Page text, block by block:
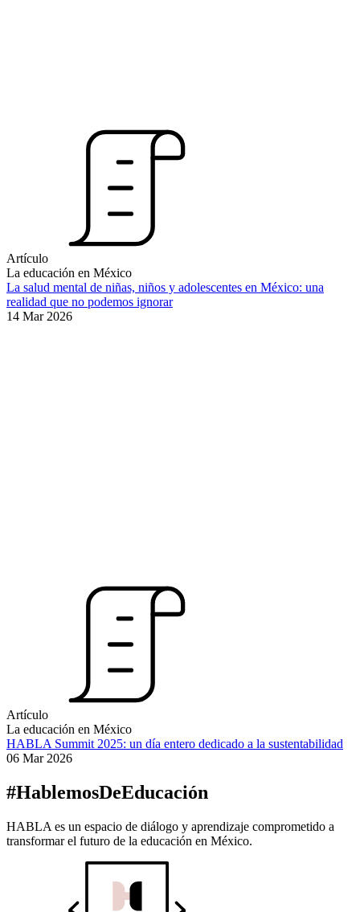
Artículo
La educación en México
La salud mental de niñas, niños y adolescentes en México: una
realidad que no podemos ignorar
14 Mar 2026
Artículo
La educación en México
HABLA Summit 2025: un día entero dedicado a la sustentabilidad
06 Mar 2026
#HablemosDeEducación
HABLA es un espacio de diálogo y aprendizaje comprometido a
transformar el futuro de la educación en México.